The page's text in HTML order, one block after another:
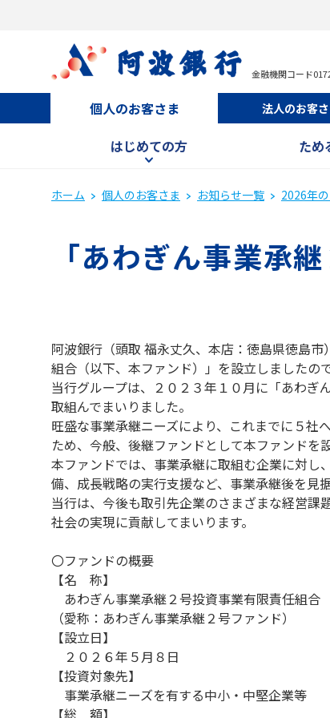
金融機関コード
個人のお客さま 法人のお客
はじめての方 ため
ホーム 個人のお客さま お知らせ一覧 2026年
「あわぎん事業承
阿波銀行（頭取 福永丈久、本店：徳島県徳島
組合（以下、本ファンド）」を設立しましたの
当行グループは、２０２３年１０月に「あわ
取組んでまいりました。
旺盛な事業承継ニーズにより、これまでに５社
ため、今般、後継ファンドとして本ファンドを
本ファンドでは、事業承継に取組む企業に対し
備、成長戦略の実行支援など、事業承継後を見
当行は、今後も取引先企業のさまざまな経営
社会の実現に貢献してまいります。
〇ファンドの概要
【名 称】
あわぎん事業承継２号投資事業有限責任組合
（愛称：あわぎん事業承継２号ファンド）
【設立日】
２０２６年５月８日
【投資対象先】
事業承継ニーズを有する中小・中堅企業等
【総 額】